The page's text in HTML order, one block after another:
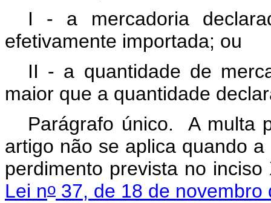
I - a mercadoria
efetivamente importada; ou
II - a quantidade de
maior que a quantidade
Parágrafo único. A
artigo não se aplica quando
perdimento prevista no
Lei no 37, de 18 de